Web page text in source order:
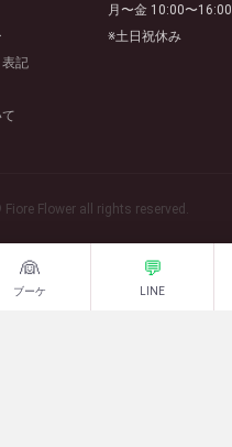
👰
ブーケ
💬
LINE
記
月〜金 10:00〜16:00
※土日祝休み
Fiore Flower all rights reserved.